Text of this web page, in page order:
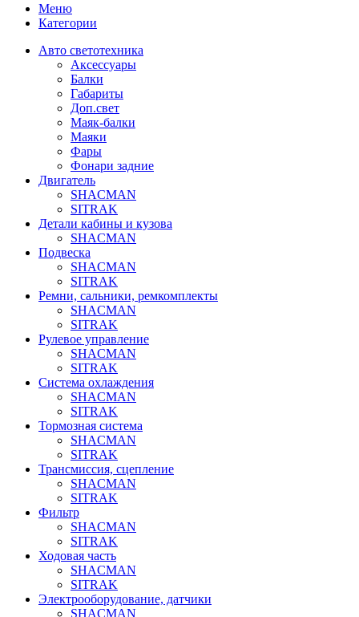
Меню
Категории
Авто светотехника
Аксессуары
Балки
Габариты
Доп.свет
Маяк-балки
Маяки
Фары
Фонари задние
Двигатель
SHACMAN
SITRAK
Детали кабины и кузова
SHACMAN
Подвеска
SHACMAN
SITRAK
Ремни, сальники, ремкомплекты
SHACMAN
SITRAK
Рулевое управление
SHACMAN
SITRAK
Система охлаждения
SHACMAN
SITRAK
Тормозная система
SHACMAN
SITRAK
Трансмиссия, сцепление
SHACMAN
SITRAK
Фильтр
SHACMAN
SITRAK
Ходовая часть
SHACMAN
SITRAK
Электрооборудование, датчики
SHACMAN